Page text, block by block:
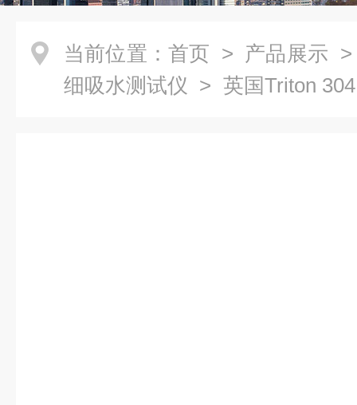
当前位置： 首页 > 产品展示
细吸水测试仪 > 英国Triton